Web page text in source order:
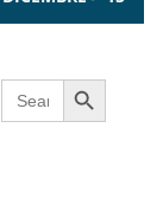
Search
for:
Search Button